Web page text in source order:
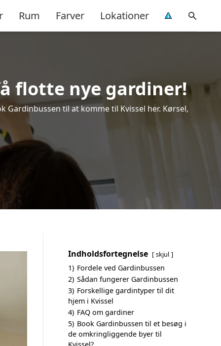
Rum Farver Lokationer
flotte nye gardiner!
til at komme til Kvissel her. Kørsel,
Indholdsfortegnelse skjul
1) Fordele ved Gardinbussen
2) Sådan fungerer Gardinbussen
3) Forskellige gardintyper til dit
hjem i Kvissel
4) FAQ om gardiner
5) Book Gardinbussen til et besøg i
de omkringliggende byer til